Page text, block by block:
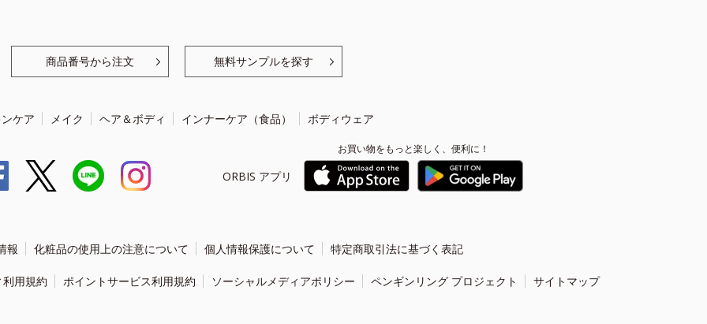
商品番号から注文 無料サンプルを探す
ケア メイク ヘア＆ボディ インナーケア（食品） ボディウェア
ORBIS アプリ
お買い物をもっと楽しく、便利に！
報 化粧品の使用上の注意について 個人情報保護について 特定商取引法に基づく表記
用規約 ポイントサービス利用規約 ソーシャルメディアポリシー ペンギンリング プロジェクト サイトマップ